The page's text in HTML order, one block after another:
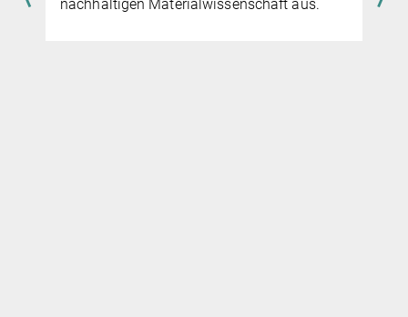
nachhaltigen Materialwissenschaft aus.